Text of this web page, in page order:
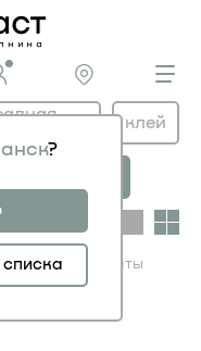
?
списка
угловые элементы
клей
АР-ДЕКО